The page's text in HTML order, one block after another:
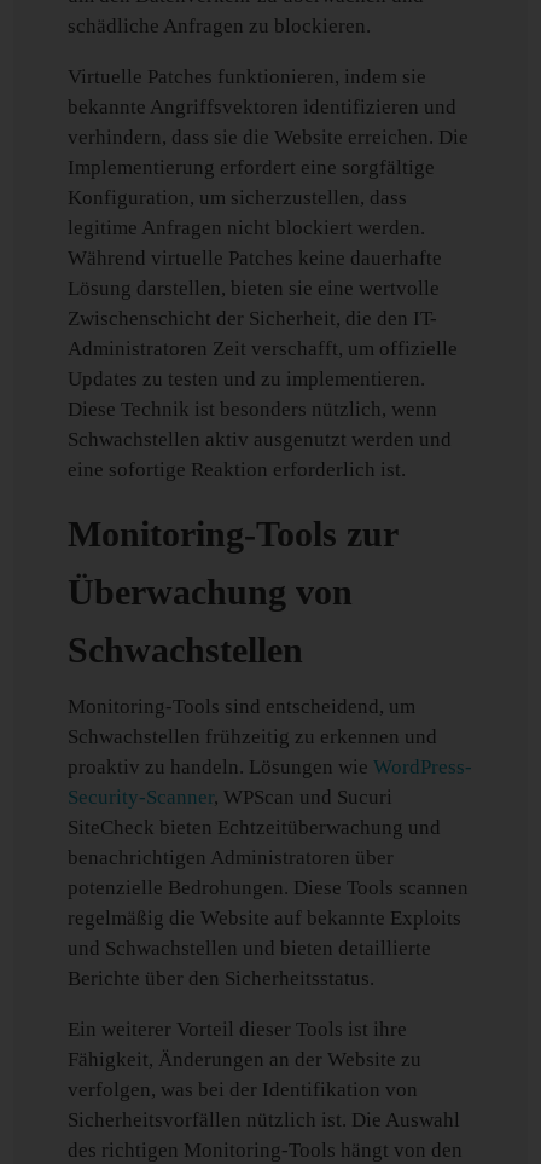
schädliche Anfragen zu blockieren.
Virtuelle Patches funktionieren, indem sie
bekannte Angriffsvektoren identifizieren und
verhindern, dass sie die Website erreichen. Die
Implementierung erfordert eine sorgfältige
Konfiguration, um sicherzustellen, dass
legitime Anfragen nicht blockiert werden.
Während virtuelle Patches keine dauerhafte
Lösung darstellen, bieten sie eine wertvolle
Zwischenschicht der Sicherheit, die den IT-
Administratoren Zeit verschafft, um offizielle
Updates zu testen und zu implementieren.
Diese Technik ist besonders nützlich, wenn
Schwachstellen aktiv ausgenutzt werden und
eine sofortige Reaktion erforderlich ist.
Monitoring-Tools zur
Überwachung von
Schwachstellen
Monitoring-Tools sind entscheidend, um
Schwachstellen frühzeitig zu erkennen und
proaktiv zu handeln. Lösungen wieWordPress-
Security-Scanner, WPScan und Sucuri
SiteCheck bieten Echtzeitüberwachung und
benachrichtigen Administratoren über
potenzielle Bedrohungen. Diese Tools scannen
regelmäßig die Website auf bekannte Exploits
und Schwachstellen und bieten detaillierte
Berichte über den Sicherheitsstatus.
Ein weiterer Vorteil dieser Tools ist ihre
Fähigkeit, Änderungen an der Website zu
verfolgen, was bei der Identifikation von
Sicherheitsvorfällen nützlich ist. Die Auswahl
des richtigen Monitoring-Tools hängt von den